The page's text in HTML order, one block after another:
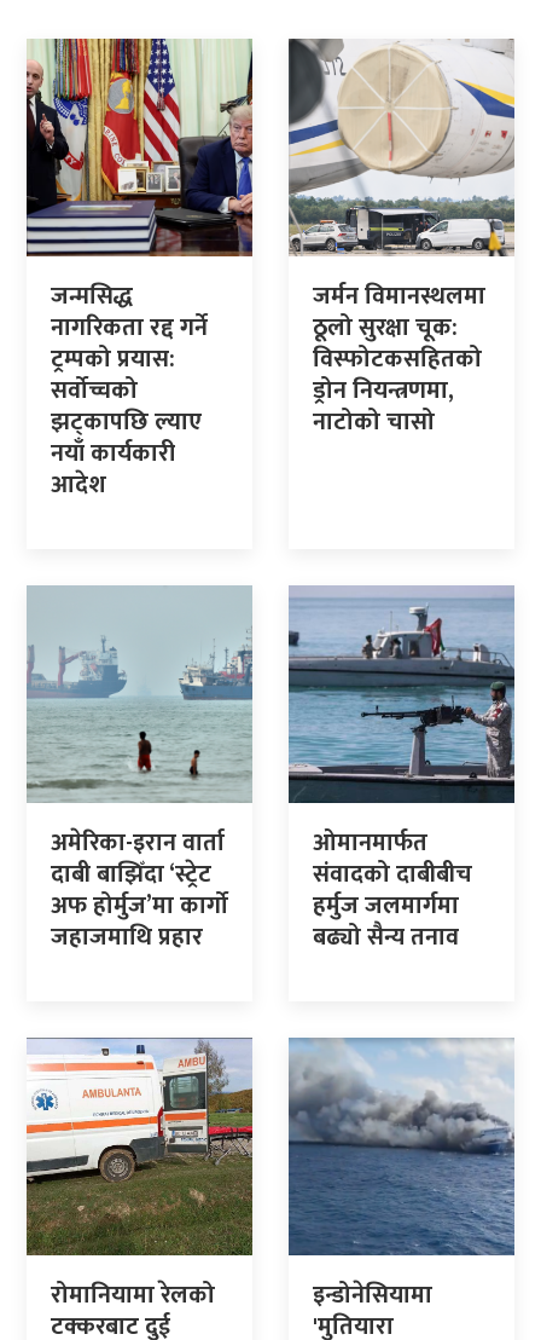
जन्मसिद्ध
नागरिकता रद्द गर्ने
ट्रम्पको प्रयास:
सर्वोच्चको
झट्कापछि ल्याए
नयाँ कार्यकारी
आदेश
जर्मन विमानस्थलमा
ठूलो सुरक्षा चूक:
विस्फोटकसहितको
ड्रोन नियन्त्रणमा,
नाटोको चासो
अमेरिका-इरान वार्ता
दाबी बाझिँदा ‘स्ट्रेट
अफ होर्मुज’मा कार्गो
जहाजमाथि प्रहार
ओमानमार्फत
संवादको दाबीबीच
हर्मुज जलमार्गमा
बढ्यो सैन्य तनाव
रोमानियामा रेलको
टक्करबाट दुई
इन्डोनेसियामा
'मुतियारा